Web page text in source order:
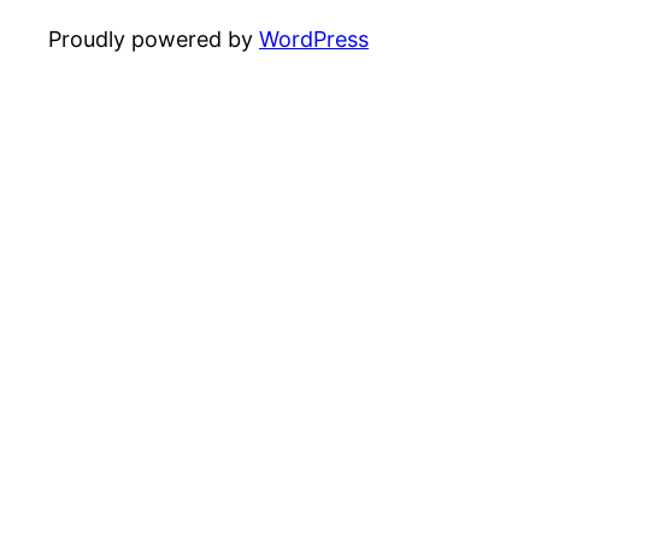
Proudly powered by WordPress